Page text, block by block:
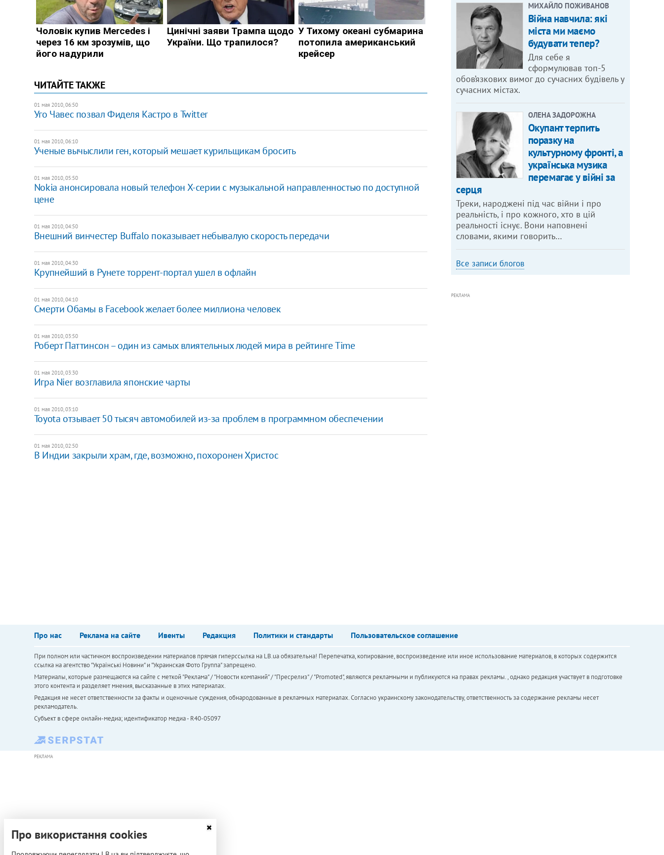
ЧИТАЙТЕ ТАКЖЕ
01 мая 2010, 06:50
Уго Чавес позвал Фиделя Кастро в Twitter
01 мая 2010, 06:10
Ученые вычыслили ген, который мешает курильщикам бросить
01 мая 2010, 05:50
Nokia анонсировала новый телефон Х-серии с музыкальной направленностью по доступной
цене
01 мая 2010, 04:50
Внешний винчестер Buffalo показывает небывалую скорость передачи
01 мая 2010, 04:30
Крупнейший в Рунете торрент-портал ушел в офлайн
01 мая 2010, 04:10
Смерти Обамы в Facebook желает более миллиона человек
01 мая 2010, 03:50
Роберт Паттинсон – один из самых влиятельных людей мира в рейтинге Time
01 мая 2010, 03:30
Игра Nier возглавила японские чарты
01 мая 2010, 03:10
Toyota отзывает 50 тысяч автомобилей из-за проблем в программном обеспечении
01 мая 2010, 02:50
В Индии закрыли храм, где, возможно, похоронен Христос
МИХАЙЛО ПОЖИВАНОВ
Війна навчила: які
міста ми маємо
будувати тепер?
Для себе я
сформулював топ-5
обов’язкових вимог до сучасних будівель у
сучасних містах.
ОЛЕНА ЗАДОРОЖНА
Окупант терпить
поразку на
культурному фронті, а
українська музика
перемагає у війні за
серця
Треки, народжені під час війни і про
реальність, і про кожного, хто в цій
реальності існує. Вони наповнені
словами, якими говорить…
Все записи блогов
РЕКЛАМА
Про нас Реклама на сайте Ивенты Редакция Политики и стандарты Пользовательское соглашение
При полном или частичном воспроизведении материалов прямая гиперссылка на LB.ua обязательна! Перепечатка, копирование, воспроизведение или иное использование материалов, в которых содержится
ссылка на агентство "Українськi Новини" и "Украинская Фото Группа" запрещено.
Материалы, которые размещаются на сайте с меткой "Реклама" / "Новости компаний" / "Пресрелиз" / "Promoted", являются рекламными и публикуются на правах рекламы. , однако редакция участвует в подготовке
этого контента и разделяет мнения, высказанные в этих материалах.
Редакция не несет ответственности за факты и оценочные суждения, обнародованные в рекламных материалах. Согласно украинскому законодательству, ответственность за содержание рекламы несет
рекламодатель.
Субъект в сфере онлайн-медиа; идентификатор медиа - R40-05097
РЕКЛАМА
Про використання cookies